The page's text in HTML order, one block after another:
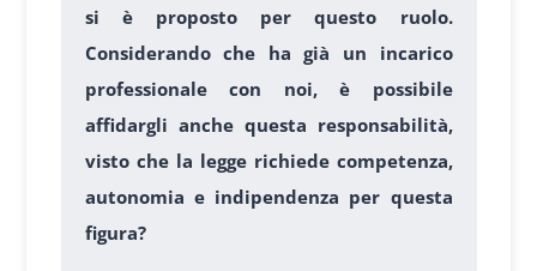
si è proposto per questo ruolo.
Considerando che ha già un incarico
professionale con noi, è possibile
affidargli anche questa responsabilità,
visto che la legge richiede competenza,
autonomia e indipendenza per questa
figura?